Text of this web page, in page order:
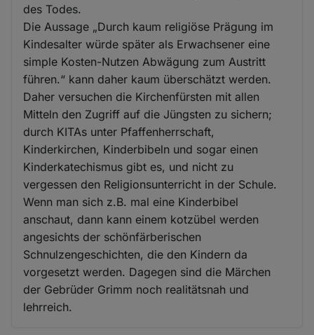
des Todes.
Die Aussage „Durch kaum religiöse Prägung im
Kindesalter würde später als Erwachsener eine
simple Kosten-Nutzen Abwägung zum Austritt
führen.“ kann daher kaum überschätzt werden.
Daher versuchen die Kirchenfürsten mit allen
Mitteln den Zugriff auf die Jüngsten zu sichern;
durch KITAs unter Pfaffenherrschaft,
Kinderkirchen, Kinderbibeln und sogar einen
Kinderkatechismus gibt es, und nicht zu
vergessen den Religionsunterricht in der Schule.
Wenn man sich z.B. mal eine Kinderbibel
anschaut, dann kann einem kotzübel werden
angesichts der schönfärberischen
Schnulzengeschichten, die den Kindern da
vorgesetzt werden. Dagegen sind die Märchen
der Gebrüder Grimm noch realitätsnah und
lehrreich.